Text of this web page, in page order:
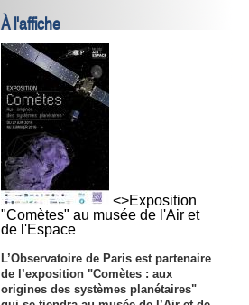
À l'affiche
<>Exposition
"Comètes" au musée de l'Air et
de l'Espace
L’Observatoire de Paris est partenaire
de l’exposition "Comètes : aux
origines des systèmes planétaires"